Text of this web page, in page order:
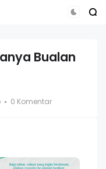
Bualan
0 Komentar